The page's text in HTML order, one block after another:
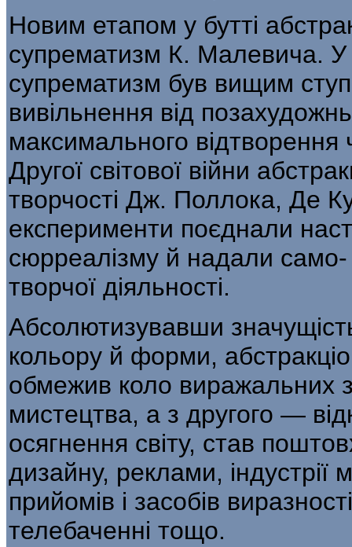
Новим етапом у бутті
супрематизм К. Малевича. У
супрематизм був вищим
вивільнення від
максимального відтворення
Другої світової війни
творчості Дж. Поллока, Де
експерименти поєднали
сюрреалізму й надали само-
творчої діяльності.
Абсолютизувавши
кольору й форми,
обмежив коло вира­жальних
мистецтва, а з другого —
осягнення світу, став
дизайну, реклами,
прийомів і засобів
телебаченні тощо.